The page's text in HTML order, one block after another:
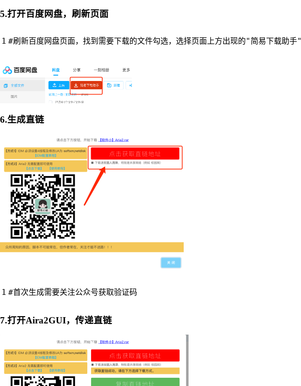
5.打开百度网盘，刷新页面
#刷新百度网盘页面，找到需要下载的文件勾选，选择页面上方出现的"简易下载助手"
6.生成直链
#首次生成需要关注公众号获取验证码
7.打开Aira2GUI，传递直链